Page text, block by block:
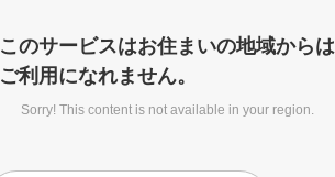
このサービスはお住まいの地域からは
ご利用になれません。
Sorry! This content is not available in your region.